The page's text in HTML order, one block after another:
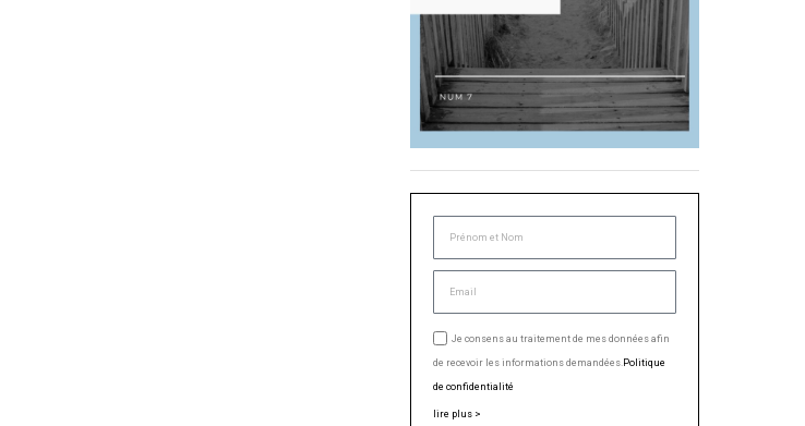
Je consens au traitement de mes données afin
de recevoir les informations demandées.Politique
de confidentialité
lire plus >